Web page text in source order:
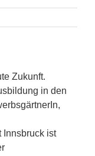
Zukunft.
in den
Innsbruck ist